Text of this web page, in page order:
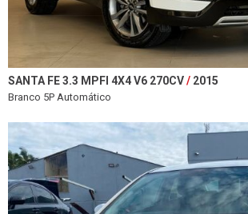
SANTA FE 3.3 MPFI 4X4 V6 270CV 2015
Branco 5P Automático